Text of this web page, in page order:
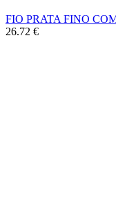
FIO PRATA FINO
26.72 €